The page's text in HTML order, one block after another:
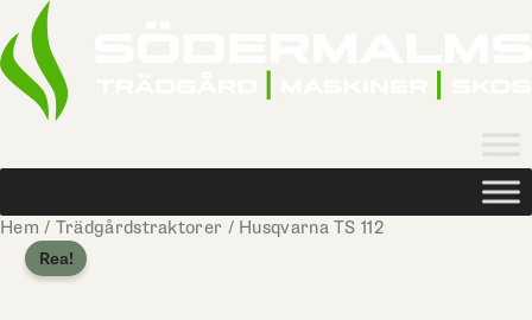
Hoppa
till
innehåll
Hem / Trädgårdstraktorer / Husqvarna TS 112
Rea!